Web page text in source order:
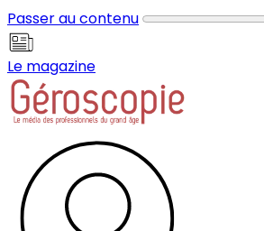
Passer au contenu
Le magazine
Panneau de gestion des cookies